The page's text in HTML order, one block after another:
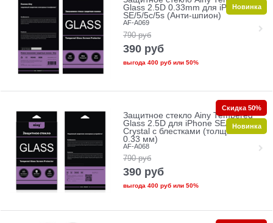
Glass 2.5D 0.33mm для iPhone
SE/5/5c/5s (Анти-шпион)
AF-A069
790 руб
390 руб
выгода 400 рубили 50%
Новинка
Защитное стекло Ainy Tempered
Glass 2.5D для iPhone SE/5/5c/5s
Crystal с блестками (толщина
0.33 мм)
AF-A068
790 руб
390 руб
выгода 400 рубили 50%
Скидка 50%
Новинка